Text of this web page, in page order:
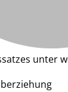
unter